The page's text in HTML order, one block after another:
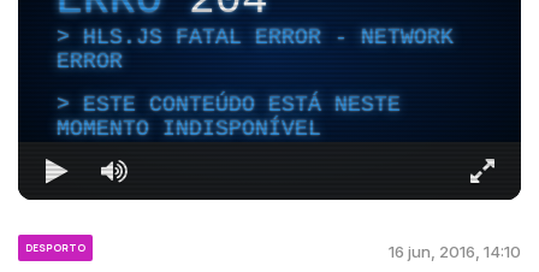
HLS.JS FATAL ERROR - NETWORK
ERROR
ESTE CONTEÚDO ESTÁ NESTE
MOMENTO INDISPONÍVEL
DESPORTO 16 jun, 2016, 14:10